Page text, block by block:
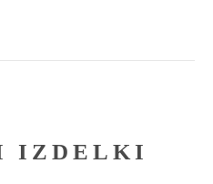
IZDELKI